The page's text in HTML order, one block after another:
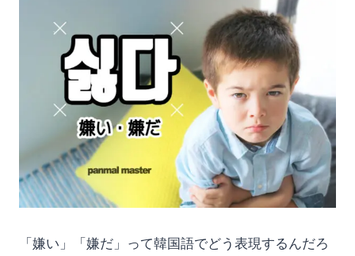
「嫌い」「嫌だ」って韓国語でどう表現するんだろ